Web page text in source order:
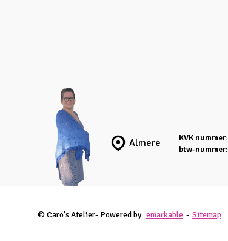
Almere KVK nummer:
btw-nummer:
© Caro's Atelier- Powered by emarkable - Sitemap